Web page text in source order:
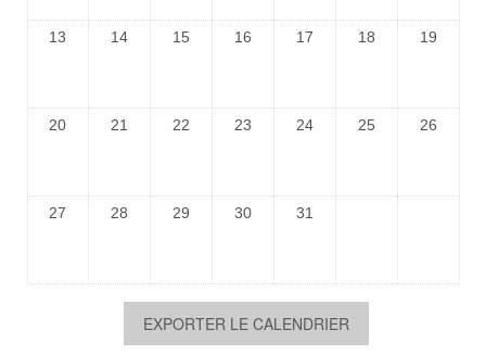
13 14 15 16 17 18 19
20 21 22 23 24 25 26
27 28 29 30 31